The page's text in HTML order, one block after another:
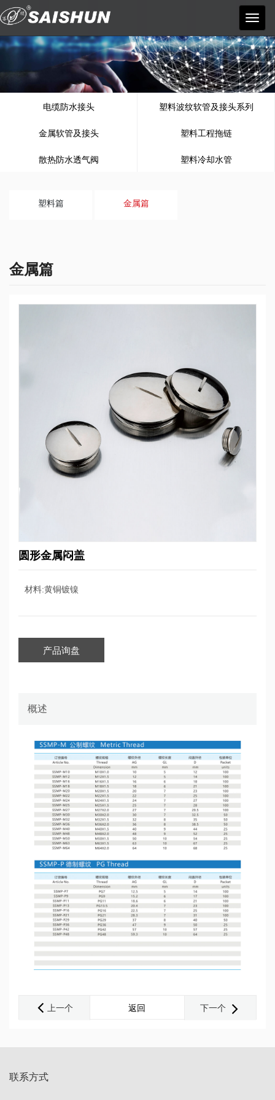
宁波
赛顺
塑料
电器
有限
公司
电缆防水接头 塑料波纹软管及接头系列
金属软管及接头 塑料工程拖链
散热防水透气阀 塑料冷却水管
塑料篇 金属篇
金属篇
圆形金属闷盖
材料:黄铜镀镍
产品询盘
概述
上一个 返回 下一个
联系方式